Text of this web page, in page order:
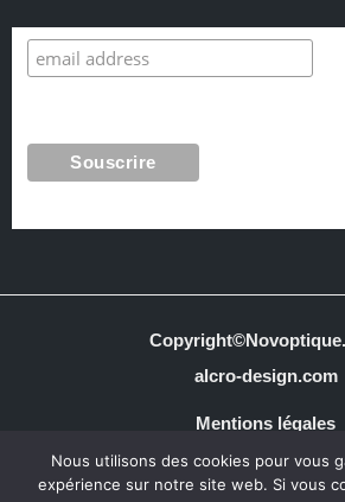
alcro-design.com
Mentions légales
Conditions générales de
Nous utilisons des cookies pour vous
expérience sur notre site web. Si vous